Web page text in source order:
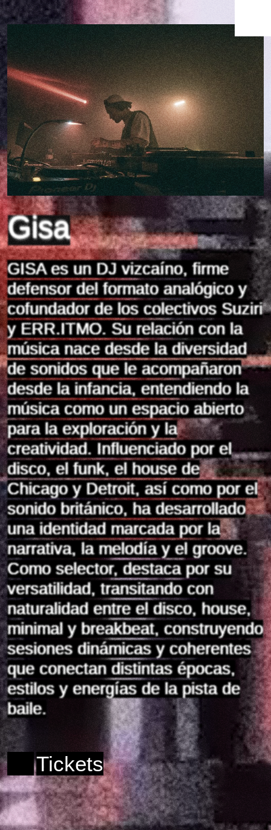
Gisa
GISA es un DJ vizcaíno, firme
defensor del formato analógico y
cofundador de los colectivos Suziri
y ERR.ITMO. Su relación con la
música nace desde la diversidad
de sonidos que le acompañaron
desde la infancia, entendiendo la
música como un espacio abierto
para la exploración y la
creatividad. Influenciado por el
disco, el funk, el house de
Chicago y Detroit, así como por el
sonido británico, ha desarrollado
una identidad marcada por la
narrativa, la melodía y el groove.
Como selector, destaca por su
versatilidad, transitando con
naturalidad entre el disco, house,
minimal y breakbeat, construyendo
sesiones dinámicas y coherentes
que conectan distintas épocas,
estilos y energías de la pista de
baile.
Tickets